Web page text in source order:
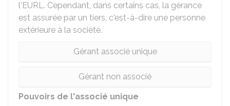
l'EURL. Cependant, dans certains cas, la gérance
est assurée par un tiers, c'est-à-dire une personne
extérieure à la société.
Gérant associé unique
Gérant non associé
Pouvoirs de l'associé unique